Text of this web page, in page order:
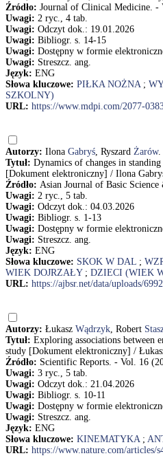
Źródło: Journal of Clinical Medicine. -
Uwagi: 2 ryc., 4 tab.
Uwagi: Odczyt dok.: 19.01.2026
Uwagi: Bibliogr. s. 14-15
Uwagi: Dostępny w formie
Uwagi: Streszcz. ang.
Język: ENG
Słowa kluczowe: PIŁKA NOŻNA;
SZKOLNY)
URL: https://www.mdpi.com/2077-
Autorzy: Ilona Gabryś, Ryszard Żarów.
Tytuł: Dynamics of changes in
[Dokument elektroniczny] / Ilona
Źródło: Asian Journal of Basic
Uwagi: 2 ryc., 5 tab.
Uwagi: Odczyt dok.: 04.03.2026
Uwagi: Bibliogr. s. 1-13
Uwagi: Dostępny w formie
Uwagi: Streszcz. ang.
Język: ENG
Słowa kluczowe: SKOK W DAL ;
WIEK DOJRZAŁY; DZIECI (WIEK
URL: https://ajbsr.net/data/uploads/
Autorzy: Łukasz Wądrzyk, Robert
Tytuł: Exploring associations between
study [Dokument elektroniczny] /
Źródło: Scientific Reports. - Vol. 16
Uwagi: 3 ryc., 5 tab.
Uwagi: Odczyt dok.: 21.04.2026
Uwagi: Bibliogr. s. 10-11
Uwagi: Dostępny w formie
Uwagi: Streszcz. ang.
Język: ENG
Słowa kluczowe: KINEMATYKA;
URL: https://www.nature.com/articles/